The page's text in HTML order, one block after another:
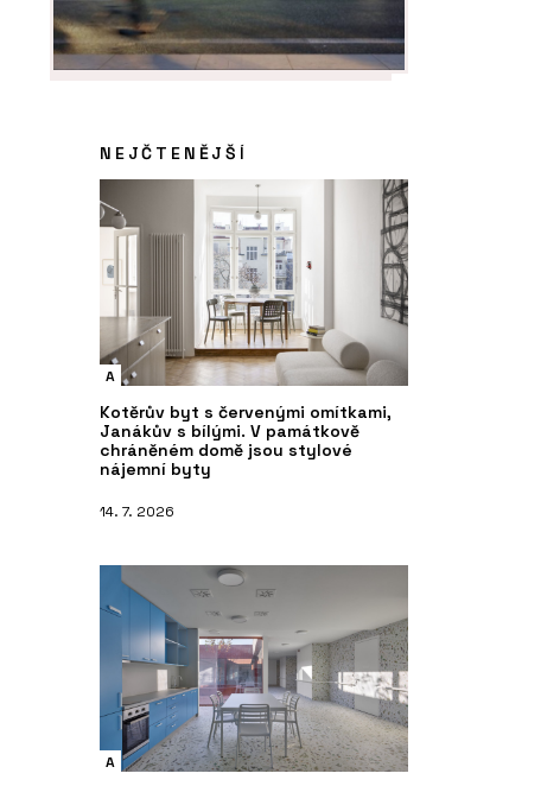
NEJČTENĚJŠÍ
A
Kotěrův byt s červenými omítkami,
Janákův s bílými. V památkově
chráněném domě jsou stylové
nájemní byty
14. 7. 2026
A